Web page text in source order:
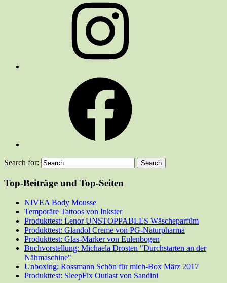
Search for:
Top-Beiträge und Top-Seiten
NIVEA Body Mousse
Temporäre Tattoos von Inkster
Produkttest: Lenor UNSTOPPABLES Wäscheparfüm
Produkttest: Glandol Creme von PG-Naturpharma
Produkttest: Glas-Marker von Eulenbogen
Buchvorstellung: Michaela Drosten "Durchstarten an der
Nähmaschine"
Unboxing: Rossmann Schön für mich-Box März 2017
Produkttest: SleepFix Outlast von Sandini